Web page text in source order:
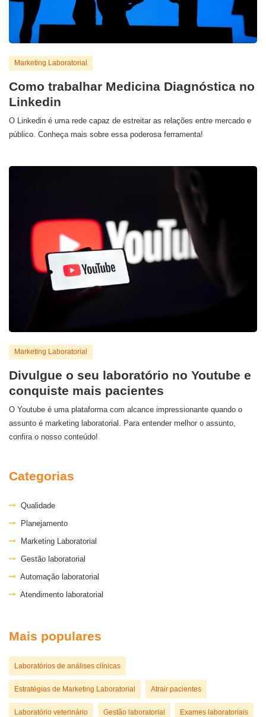
Marketing Laboratorial
Como trabalhar Medicina Diagnóstica no
Linkedin
O Linkedin é uma rede capaz de estreitar as relações entre mercado e
público. Conheça mais sobre essa poderosa ferramenta!
Marketing Laboratorial
Divulgue o seu laboratório no Youtube e
conquiste mais pacientes
O Youtube é uma plataforma com alcance impressionante quando o
assunto é marketing laboratorial. Para entender melhor o assunto,
confira o nosso conteúdo!
Categorias
Qualidade
Planejamento
Marketing Laboratorial
Gestão laboratorial
Automação laboratorial
Atendimento laboratorial
Mais populares
Laboratórios de análises clínicas
Estratégias de Marketing Laboratorial Atrair pacientes
Laboratório veterinário Gestão laboratorial Exames laboratoriais